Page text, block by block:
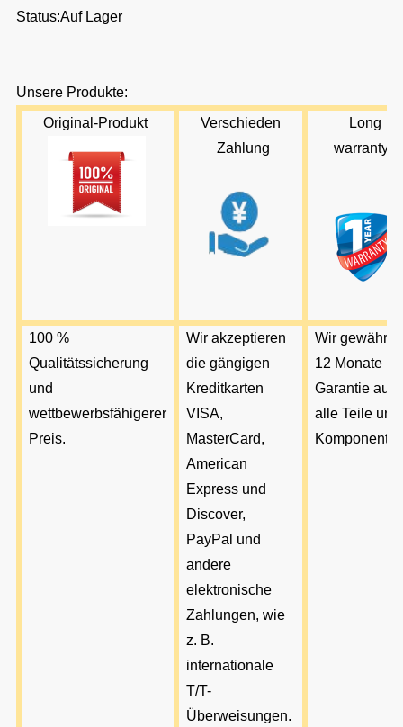
Status:Auf Lager
Unsere Produkte:
Original-Produkt
Verschieden
Zahlung
Long
warranty
100 %
Qualitätssicherung
und
wettbewerbsfähigerer
Preis.
Wir akzeptieren
die gängigen
Kreditkarten
VISA,
MasterCard,
American
Express und
Discover,
PayPal und
andere
elektronische
Zahlungen, wie
z. B.
internationale
T/T-
Überweisungen.
Wir gewähren
12 Monate
Garantie auf
alle Teile und